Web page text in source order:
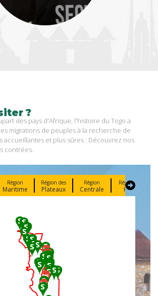
?
des pays d'Afrique, l'histoire du Togo a
migrations de peuples à la recherche de
accueillantes et plus sûres : Découvrez nos
contrées.
Région
Maritime
Région des
Plateaux
Région
Centrale
Région de
Kara